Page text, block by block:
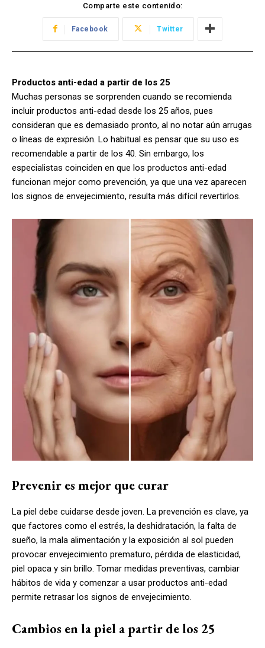
Comparte este contenido:
Facebook Twitter
Productos anti-edad a partir de los 25
Muchas personas se sorprenden cuando se recomienda
incluir productos anti-edad desde los 25 años, pues
consideran que es demasiado pronto, al no notar aún arrugas
o líneas de expresión. Lo habitual es pensar que su uso es
recomendable a partir de los 40. Sin embargo, los
especialistas coinciden en que los productos anti-edad
funcionan mejor como prevención, ya que una vez aparecen
los signos de envejecimiento, resulta más difícil revertirlos.
Prevenir es mejor que curar
La piel debe cuidarse desde joven. La prevención es clave, ya
que factores como el estrés, la deshidratación, la falta de
sueño, la mala alimentación y la exposición al sol pueden
provocar envejecimiento prematuro, pérdida de elasticidad,
piel opaca y sin brillo. Tomar medidas preventivas, cambiar
hábitos de vida y comenzar a usar productos anti-edad
permite retrasar los signos de envejecimiento.
Cambios en la piel a partir de los 25